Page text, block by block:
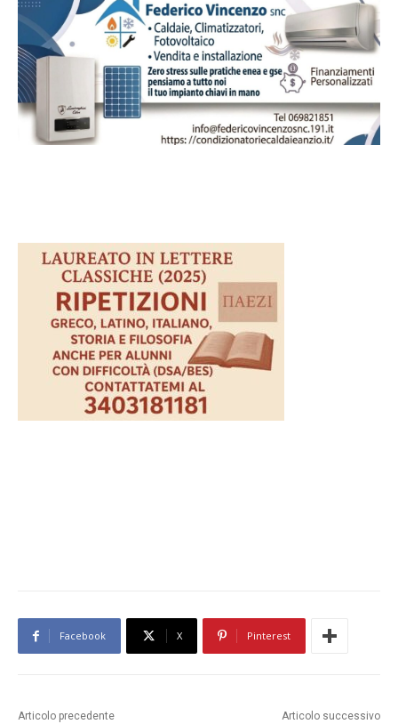
Facebook X Pinterest
Articolo precedente Articolo successivo